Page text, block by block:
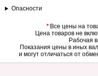
Опасности
*Все цены на
Цена товаров не
Рабочая
Показания цены в иных
и могут отличаться от